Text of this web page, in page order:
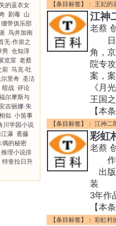
的蓝衣女
剧毒 山
绷带俱乐部
鸟井加南
无·作祟之
男 仓知淳
览室 老蔡
前 马克·吐
尔里奇 圣洁
暗战 评论
尔摩斯与
吉丽娜·朱
似 小笛事
川学园小说
瀑 斋藤
偶的秘密
推理小说排
特奎拉日升
【条目标签】： 王妃的
江神
老蔡
日本
角，
院专
案，
《月
王国
【本
【条目标签】： 江神二
彩虹
老蔡
作
出
装
3年作
【本
【条目标签】： 彩虹村